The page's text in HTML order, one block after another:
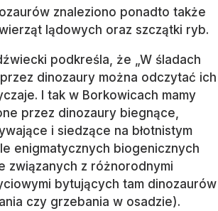
znaleziono ponadto także
lądowych oraz szczątki ryb.
podkreśla, że „W śladach
dinozaury można odczytać ich
I tak w Borkowicach mamy
przez dinozaury biegnące,
i siedzące na błotnistym
enigmatycznych biogenicznych
związanych z różnorodnymi
bytujących tam dinozaurów
czy grzebania w osadzie).